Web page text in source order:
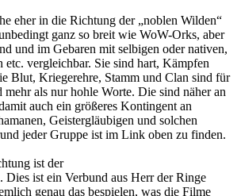
eher in die Richtung der „noblen Wilden“
ganz so breit wie WoW-Orks, aber
und im Gebaren mit selbigen oder nativen,
vergleichbar. Sie sind hart, Kämpfen
Blut, Kriegerehre, Stamm und Clan sind für
mehr als nur hohle Worte. Die sind näher an
auch ein größeres Kontingent an
Geistergläubigen und solchen
jeder Gruppe ist im Link oben zu finden.
ist der
ist ein Verbund aus Herr der Ringe
genau das bespielen, was die Filme